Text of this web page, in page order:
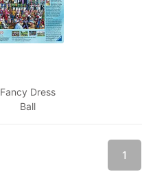
Fancy Dress
Ball
1